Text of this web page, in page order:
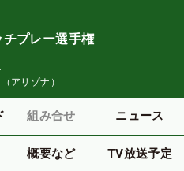
プレー選手権
アリゾナ）
組み合せ ニュース
概要など TV放送予定